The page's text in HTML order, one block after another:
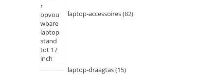
laptop-accessoires 82
laptop-draagtas 15